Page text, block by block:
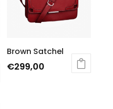
Brown Satchel
€299,00